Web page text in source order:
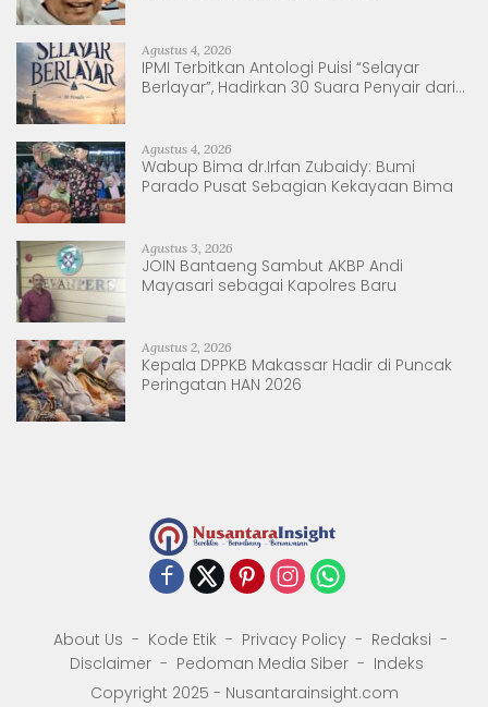
Agustus 4, 2026
IPMI Terbitkan Antologi Puisi “Selayar
Berlayar”, Hadirkan 30 Suara Penyair dari
Agustus 4, 2026
Wabup Bima dr.Irfan Zubaidy: Bumi
Parado Pusat Sebagian Kekayaan Bima
Agustus 3, 2026
JOIN Bantaeng Sambut AKBP Andi
Mayasari sebagai Kapolres Baru
Agustus 2, 2026
Kepala DPPKB Makassar Hadir di Puncak
Peringatan HAN 2026
About Us Kode Etik Privacy Policy
Redaksi
Disclaimer
Pedoman Media Siber
Indeks
Copyright 2025 - Nusantarainsight.com